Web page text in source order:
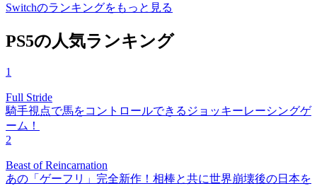
Switchのランキングをもっと見る
PS5の人気ランキング
1
Full Stride
騎手視点で馬をコントロールできるジョッキーレーシングゲ
ーム！
2
Beast of Reincarnation
あの「ゲーフリ」完全新作！相棒と共に世界崩壊後の日本を